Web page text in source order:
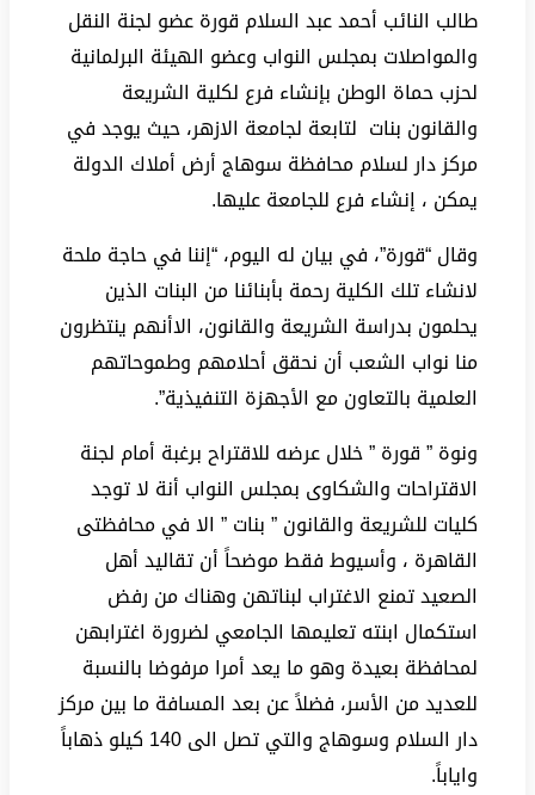
طالب النائب أحمد عبد السلام قورة عضو لجنة النقل
والمواصلات بمجلس النواب وعضو الهيئة البرلمانية
لحزب حماة الوطن بإنشاء فرع لكلية الشريعة
والقانون بنات لتابعة لجامعة الازهر، حيث يوجد في
مركز دار لسلام محافظة سوهاج أرض أملاك الدولة
يمكن ، إنشاء فرع للجامعة عليها.
وقال “قورة”، في بيان له اليوم، “إننا في حاجة ملحة
لانشاء تلك الكلية رحمة بأبنائنا من البنات الذين
يحلمون بدراسة الشريعة والقانون، الاأنهم ينتظرون
منا نواب الشعب أن نحقق أحلامهم وطموحاتهم
العلمية بالتعاون مع الأجهزة التنفيذية”.
ونوة ” قورة ” خلال عرضه للاقتراح برغبة أمام لجنة
الاقتراحات والشكاوى بمجلس النواب أنة لا توجد
كليات للشريعة والقانون ” بنات ” الا في محافظتى
القاهرة ، وأسيوط فقط موضحاً أن تقاليد أهل
الصعيد تمنع الاغتراب لبناتهن وهناك من رفض
استكمال ابنته تعليمها الجامعي لضرورة اغترابهن
لمحافظة بعيدة وهو ما يعد أمرا مرفوضا بالنسبة
للعديد من الأسر، فضلاً عن بعد المسافة ما بين مركز
دار السلام وسوهاج والتي تصل الى 140 كيلو ذهاباً
واياباً.